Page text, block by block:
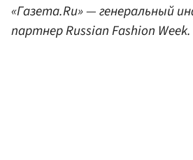
«Газета.Ru» — генеральный
партнер Russian Fashion Week.